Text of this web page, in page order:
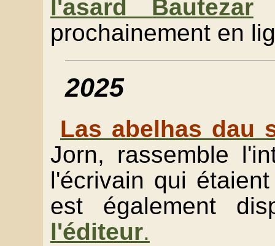
l'asard Bautezar
prochainement en
2025
Las abelhas dau
Jorn, rassemble
l'écrivain qui
est également
l'éditeur.